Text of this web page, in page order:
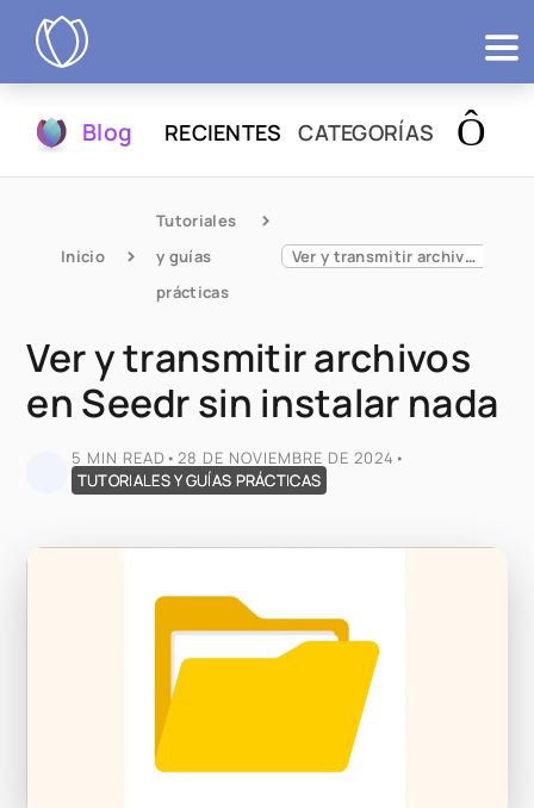
Probar
Blog RECIENTES CATEGORÍAS
Inicio
Tutoriales
y guías
prácticas
Ver y transmitir archivos en Seedr sin instalar nada
Ver y transmitir archivos
en Seedr sin instalar nada
5 MIN READ • 28 DE NOVIEMBRE DE 2024 •
TUTORIALES Y GUÍAS PRÁCTICAS